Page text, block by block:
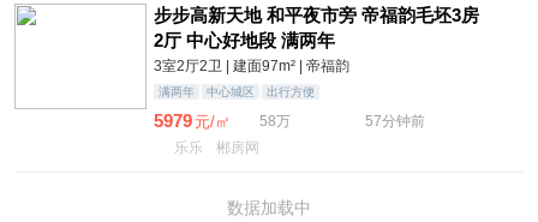
步步高新天地 和平夜市旁 帝福韵毛坯3房
2厅 中心好地段 满两年
3室2厅2卫 | 建面97m² | 帝福韵
满两年 中心城区 出行方便
5979 元/㎡ 58万
57分钟前
乐乐
郴房网
数据加载中